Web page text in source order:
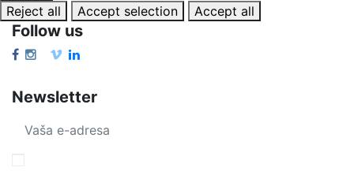
Reject all
Accept selection Accept all
Follow us
Newsletter